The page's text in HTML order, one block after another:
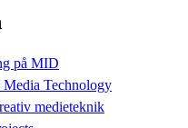
på MID
Media Technology
medieteknik